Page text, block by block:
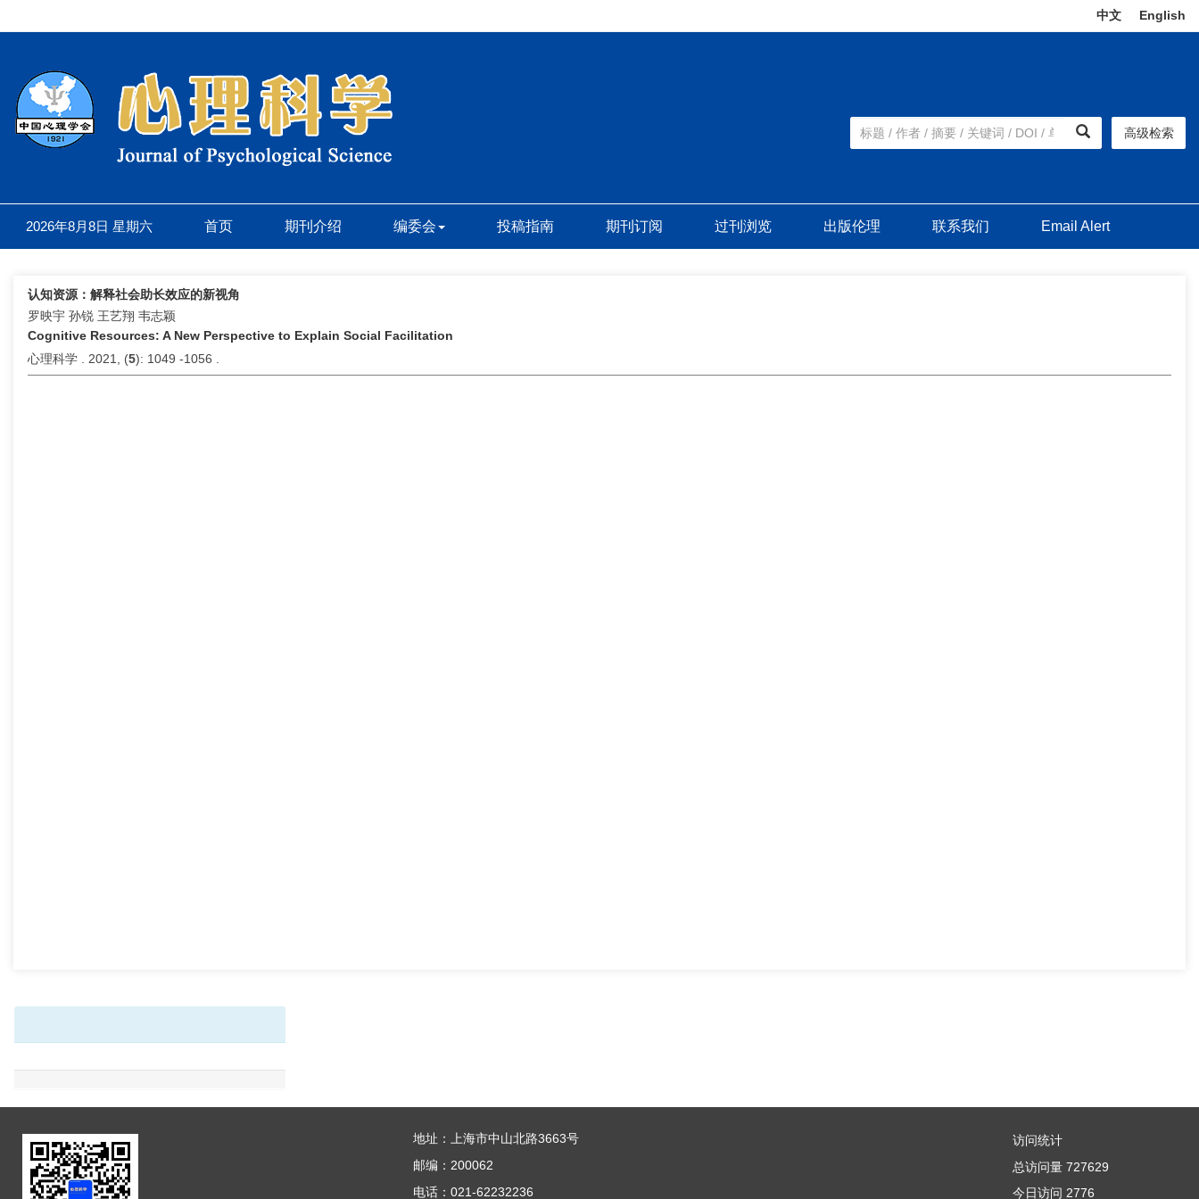
中文 English
高级检索
2026年8月8日 星期六 首页 期刊介绍 编委会 投稿指南 期刊订阅 过刊浏览 出版伦理 联系我们 Email Alert
认知资源：解释社会助长效应的新视角
罗映宇 孙锐 王艺翔 韦志颖
Cognitive Resources: A New Perspective to Explain Social Facilitation
心理科学 . 2021, (5): 1049 -1056 .
地址：上海市中山北路3663号
邮编：200062
电话：021-62232236
访问统计
总访问量 727629
今日访问 2776